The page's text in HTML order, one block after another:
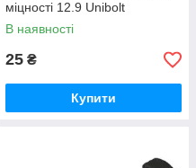
міцності 12.9 Unibolt
В наявності
25 ₴
Купити